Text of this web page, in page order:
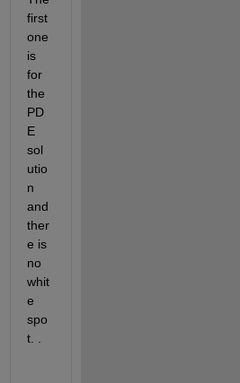
first
one
is
for
the
PD
E
sol
utio
n
and
ther
e is
no
whit
e
spo
t. .